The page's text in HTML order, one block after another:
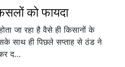
को फायदा
जा रहा है वैसे ही किसानों के
साथ ही पिछले सप्ताह से ठंड ने
द…